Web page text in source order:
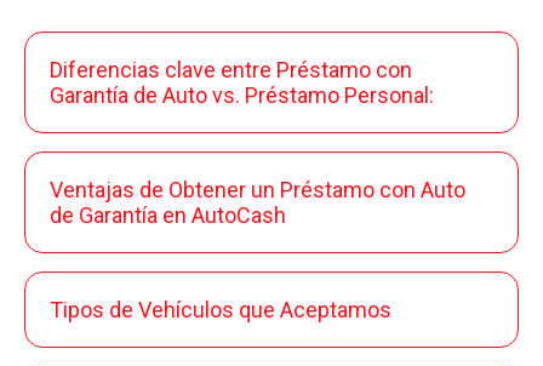
Diferencias clave entre Préstamo con
Garantía de Auto vs. Préstamo Personal:
Ventajas de Obtener un Préstamo con Auto
de Garantía en AutoCash
Tipos de Vehículos que Aceptamos